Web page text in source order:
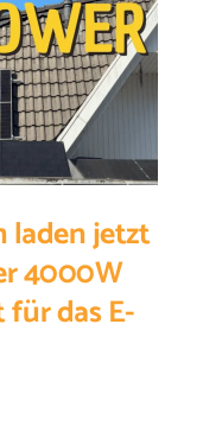
laden jetzt
4000W
das E-